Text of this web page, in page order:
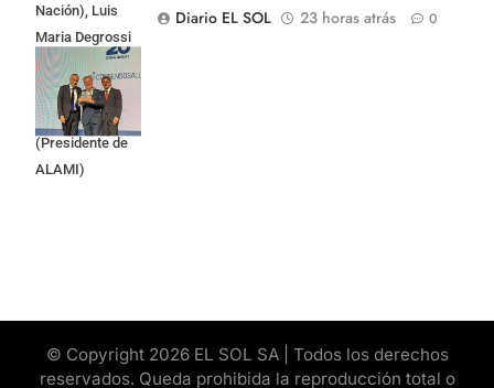
Nación), Luis
Maria Degrossi
(Presidente de
Apres Salud) y
Cristian Mazza
(Presidente de
ALAMI)
Diario EL SOL
23 horas atrás 0
© Copyright 2026 EL SOL SA | Todos los derechos
reservados. Queda prohibida la reproducción total o